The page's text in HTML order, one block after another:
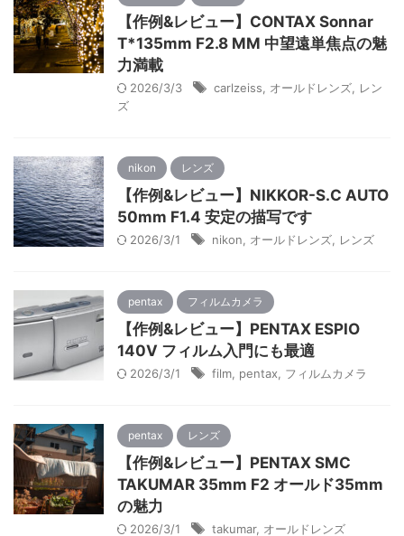
【作例&レビュー】CONTAX Sonnar
T*135mm F2.8 MM 中望遠単焦点の魅
力満載
2026/3/3 carlzeiss オールドレンズ
レン
ズ
nikon レンズ
【作例&レビュー】NIKKOR-S.C AUTO
50mm F1.4 安定の描写です
2026/3/1 nikon オールドレンズ レンズ
pentax フィルムカメラ
【作例&レビュー】PENTAX ESPIO
140V フィルム入門にも最適
2026/3/1 film pentax フィルムカメラ
pentax レンズ
【作例&レビュー】PENTAX SMC
TAKUMAR 35mm F2 オールド35mm
の魅力
2026/3/1 takumar, オールドレンズ